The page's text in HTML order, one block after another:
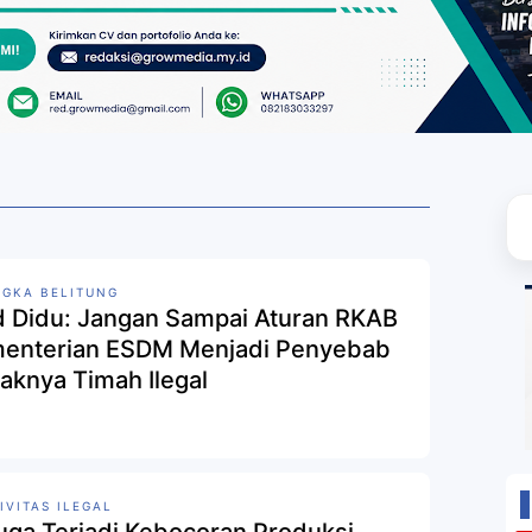
BELITUNG
Didu: Jangan Sampai Aturan RKAB
ESDM Menjadi Penyebab
Timah Ilegal
ILEGAL